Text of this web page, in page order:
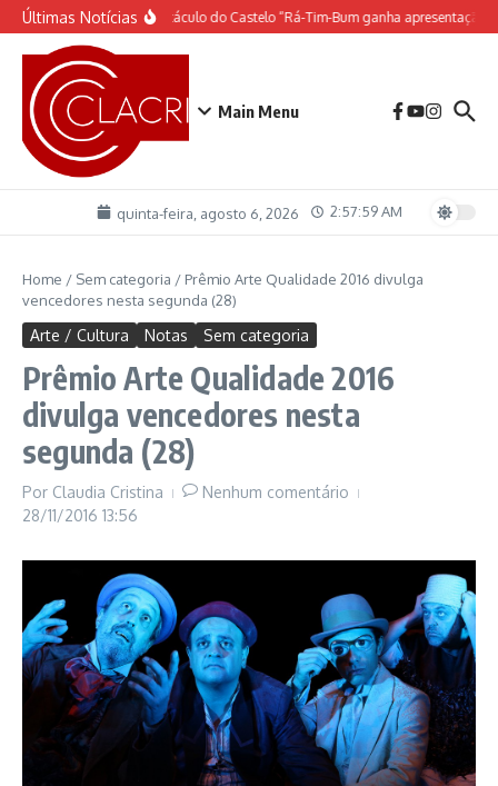
Ir para o conteúdo
Últimas NotíciasO espetáculo do Castelo “Rá-Tim-Bum ganha apresentação
Main Menu
quinta-feira, agosto 6, 2026 2:57:59 AM
Home / Sem categoria / Prêmio Arte Qualidade 2016 divulga
vencedores nesta segunda (28)
Arte / Cultura Notas Sem categoria
Prêmio Arte Qualidade 2016
divulga vencedores nesta
segunda (28)
Por Claudia Cristina
Nenhum comentário
28/11/2016 13:56